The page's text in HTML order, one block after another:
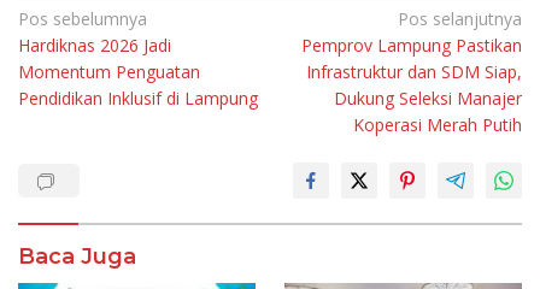
Navigasi
pos
Pos sebelumnya
Hardiknas 2026 Jadi
Momentum Penguatan
Pendidikan Inklusif di Lampung
Pos selanjutnya
Pemprov Lampung Pastikan
Infrastruktur dan SDM Siap,
Dukung Seleksi Manajer
Koperasi Merah Putih
Baca Juga